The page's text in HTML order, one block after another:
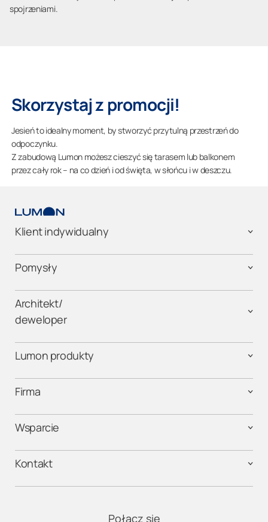
spojrzeniami.
Skorzystaj z promocji!
Jesień to idealny moment, by stworzyć przytulną przestrzeń do
odpoczynku.
Z zabudową Lumon możesz cieszyć się tarasem lub balkonem
przez cały rok – na co dzień i od święta, w słońcu i w deszczu.
Klient indywidualny
Pomysły
Architekt/
deweloper
Lumon produkty
Firma
Wsparcie
Kontakt
Połącz się